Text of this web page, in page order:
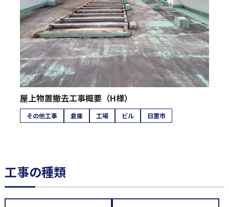
屋上物置撤去工事概要（H様）
その他工事 倉庫 工場 ビル 日置市
工事の種類